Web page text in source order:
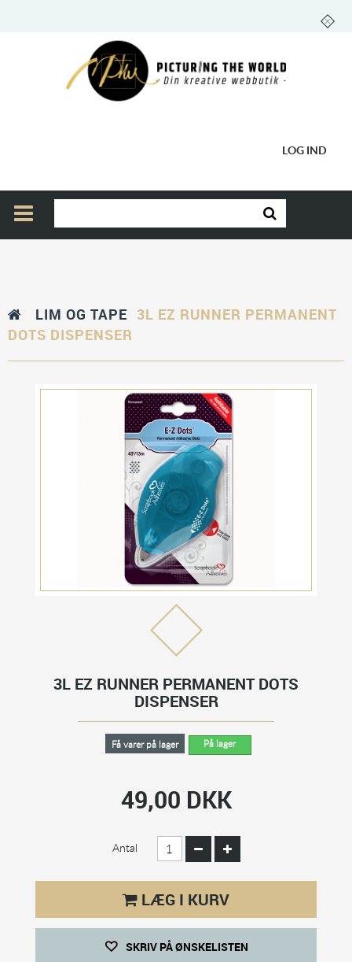
LOG IND
LIM OG TAPE 3L EZ RUNNER PERMANENT
DOTS DISPENSER
3L EZ RUNNER PERMANENT DOTS
DISPENSER
Få varer på lager På lager
49,00 DKK
Antal
LÆG I KURV
SKRIV PÅ ØNSKELISTEN